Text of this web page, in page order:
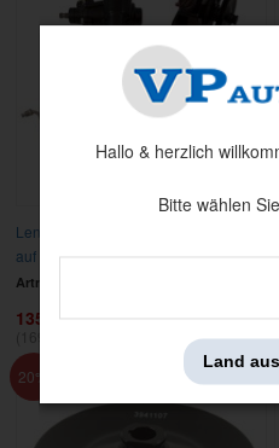
Lenkservosatz Mustang 68-69 V8 MS
auf PS
Artnr:
13596 kr
20
Hallo & herzlich
Bitte wählen
Land